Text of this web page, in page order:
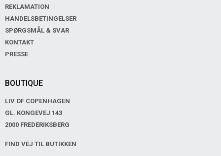
REKLAMATION
HANDELSBETINGELSER
SPØRGSMÅL & SVAR
KONTAKT
PRESSE
BOUTIQUE
LIV OF COPENHAGEN
GL. KONGEVEJ 143
2000 FREDERIKSBERG
FIND VEJ TIL BUTIKKEN